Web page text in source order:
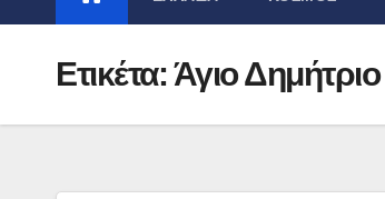
Ετικέτα:Άγιο Δημήτριο